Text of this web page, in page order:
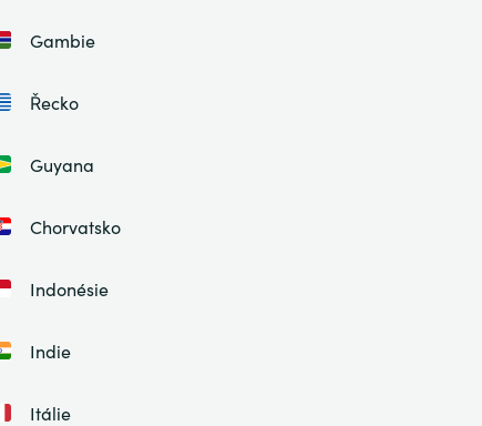
Gambie
Řecko
Guyana
Chorvatsko
Indonésie
Indie
Itálie